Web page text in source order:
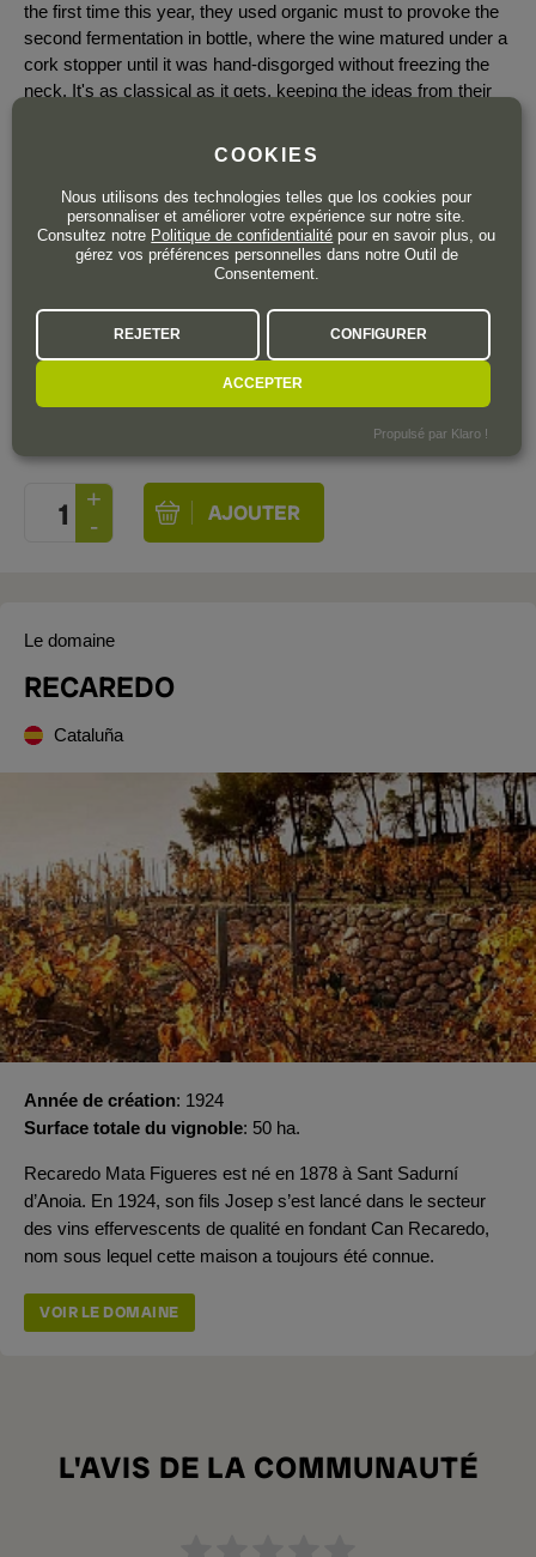
the first time this year, they used organic must to provoke the
second fermentation in bottle, where the wine matured under a
cork stopper until it was hand-disgorged without freezing the
neck. It's as classical as it gets, keeping the ideas from their
it has a little more volume and less verticality. It comes in at
numbered bottles produced. (Luis Gutiérrez)
Plus que 5 bouteilles
98
Le domaine
RECAREDO
Cataluña
Année de création 1924
Surface totale du vignoble 50 ha.
Recaredo Mata Figueres est né en 1878 à Sant Sadurní
d’Anoia. En 1924, son fils Josep s’est lancé dans le secteur
des vins effervescents de qualité en fondant Can Recaredo,
nom sous lequel cette maison a toujours été connue.
VOIR LE DOMAINE
L'AVIS DE LA COMMUNAUTÉ
COOKIES
Nous utilisons des technologies telles que los cookies pour
personnaliser et améliorer votre expérience sur notre site.
Consultez notre Politique de confidentialité pour en savoir plus, ou
gérez vos préférences personnelles dans notre Outil de
Consentement.
REJETER CONFIGURER
ACCEPTER
Propulsé par Klaro !